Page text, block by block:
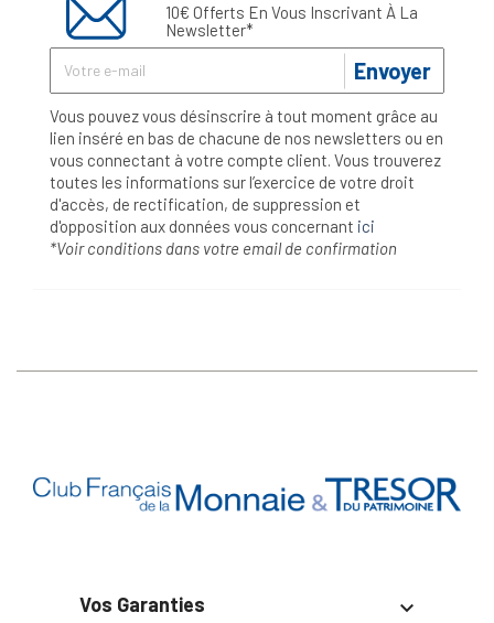
10€ Offerts En Vous Inscrivant À La
Newsletter*
Envoyer
Vous pouvez vous désinscrire à tout moment grâce au
lien inséré en bas de chacune de nos newsletters ou en
vous connectant à votre compte client. Vous trouverez
toutes les informations sur l’exercice de votre droit
d'accès, de rectification, de suppression et
d'opposition aux données vous concernant ici
*Voir conditions dans votre email de confirmation
Vos Garanties 